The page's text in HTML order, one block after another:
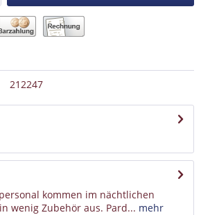
212247
kommen im nächtlichen
wenig Zubehör aus. Pard... mehr